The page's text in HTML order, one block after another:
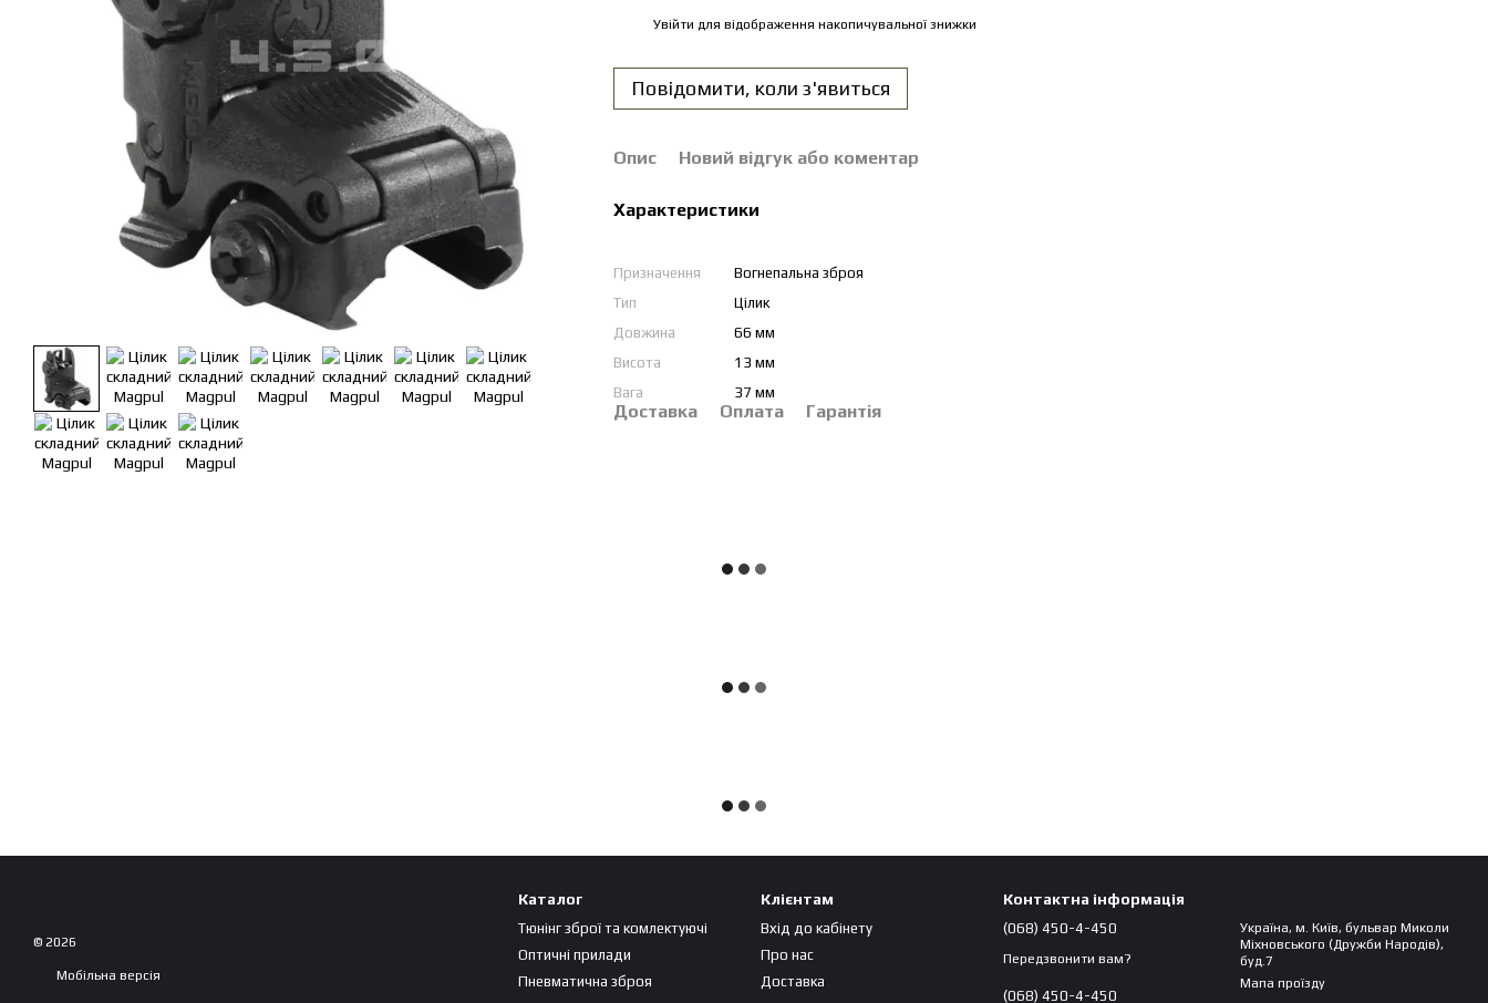
Увійти для відображення накопичувальної знижки
Повідомити, коли з'явиться
Опис Новий відгук або коментар
Характеристики
Призначення
Вогнепальна зброя
Тип
Цілик
Довжина
66 мм
Висота
13 мм
Вага
37 мм
Доставка Оплата Гарантія
© 2026
Мобільна версія
Каталог
Тюнінг зброї та комлектуючі
Оптичні прилади
Пневматична зброя
Клієнтам
Вхід до кабінету
Про нас
Доставка
Контактна інформація
(068) 450-4-450
Передзвонити вам?
(068) 450-4-450
Україна, м. Київ, бульвар Миколи
Міхновського (Дружби Народів),
буд.7
Мапа проїзду